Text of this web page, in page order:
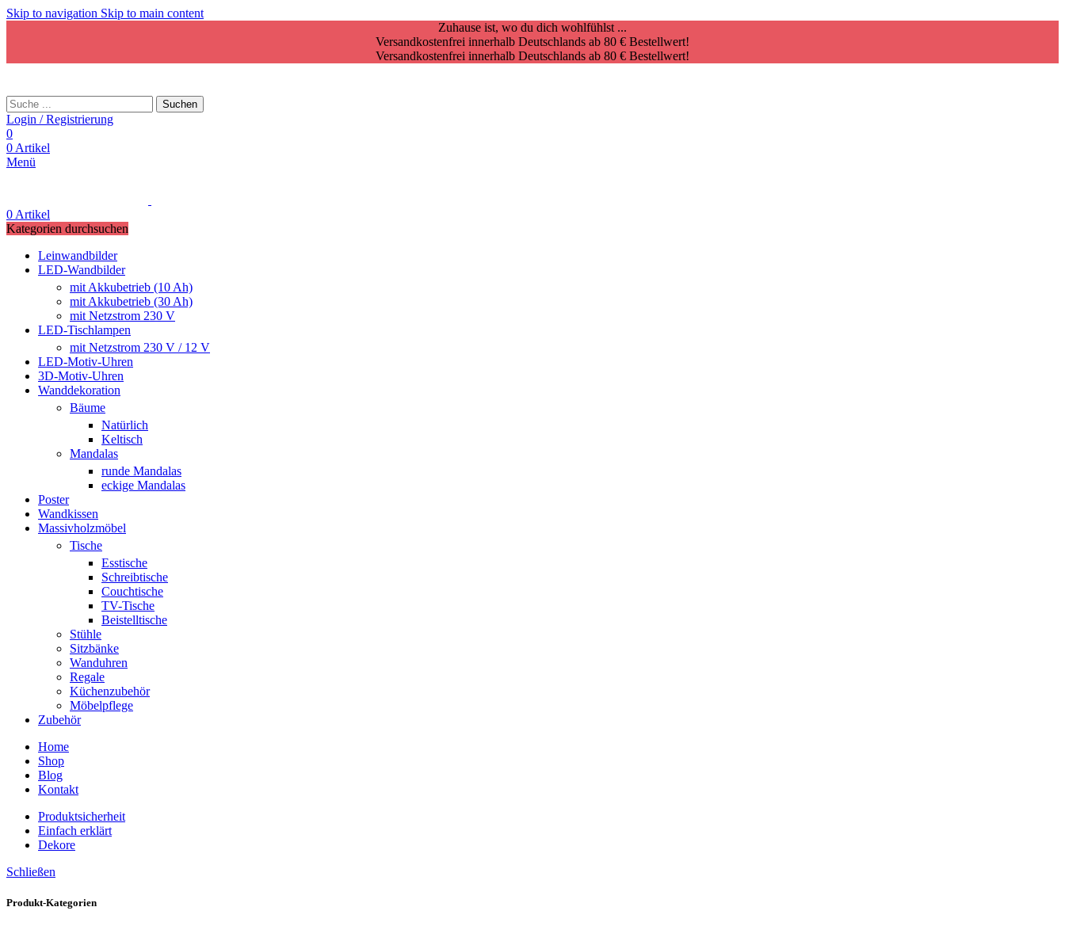
Skip to navigation Skip to main content
Zuhause ist, wo du dich wohlfühlst ...
Versandkostenfrei innerhalb Deutschlands ab 80 € Bestellwert!
Versandkostenfrei innerhalb Deutschlands ab 80 € Bestellwert!
Suchen
Login / Registrierung
0
0 Artikel
Menü
0 Artikel
Kategorien durchsuchen
Leinwandbilder
LED-Wandbilder
mit Akkubetrieb (10 Ah)
mit Akkubetrieb (30 Ah)
mit Netzstrom 230 V
LED-Tischlampen
mit Netzstrom 230 V / 12 V
LED-Motiv-Uhren
3D-Motiv-Uhren
Wanddekoration
Bäume
Natürlich
Keltisch
Mandalas
runde Mandalas
eckige Mandalas
Poster
Wandkissen
Massivholzmöbel
Tische
Esstische
Schreibtische
Couchtische
TV-Tische
Beistelltische
Stühle
Sitzbänke
Wanduhren
Regale
Küchenzubehör
Möbelpflege
Zubehör
Home
Shop
Blog
Kontakt
Produktsicherheit
Einfach erklärt
Dekore
Schließen
Produkt-Kategorien